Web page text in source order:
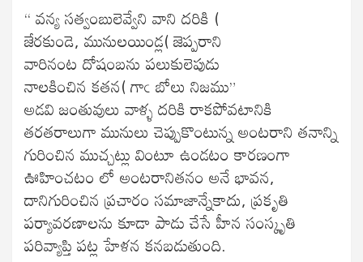
“ వన్య సత్వంబులెవ్వేని వాని దరికి (
జేరకుండె, మునులయిండ్ల( జెప్పరాని
వారినంట దోషంబను పలుకులెపుడు
నాలకించిన కతన( గాఁ బోలు నిజము”
అడవి జంతువులు వాళ్ళ దరికి రాకపోవటానికి
తరతరాలుగా మునులు చెప్పుకొంటున్న అంటరాని తనాన్ని
గురించిన ముచ్చట్లు వింటూ ఉండటం కారణంగా
ఊహించటం లో అంటరానితనం అనే భావన,
దానిగురించిన ప్రచారం సమాజాన్నేకాదు, ప్రకృతి
పర్యావరణాలను కూడా పాడు చేసే హీన సంస్కృతి
పరివ్యాప్తి పట్ల హేళన కనబడుతుంది.